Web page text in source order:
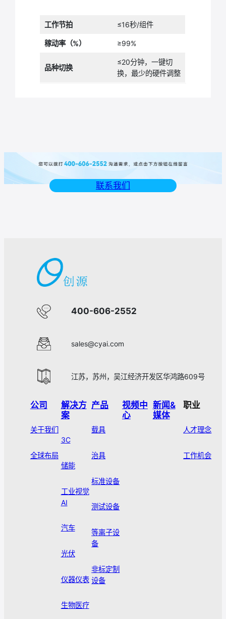
工作节拍 ≤16秒/组件
稼动率（%） ≥99%
品种切换
≤20分钟，一键切
换，最少的硬件调整
联系我们
400-606-2552
sales@cyai.com
江苏，苏州，吴江经济开发区华鸿路609号
公司
关于我们
全球布局
解决方
案
3C
储能
工业视觉
AI
汽车
光伏
仪器仪表
生物医疗
产品
载具
治具
标准设备
测试设备
等离子设
备
非标定制
设备
视频中
心
新闻&
媒体
职业
人才理念
工作机会